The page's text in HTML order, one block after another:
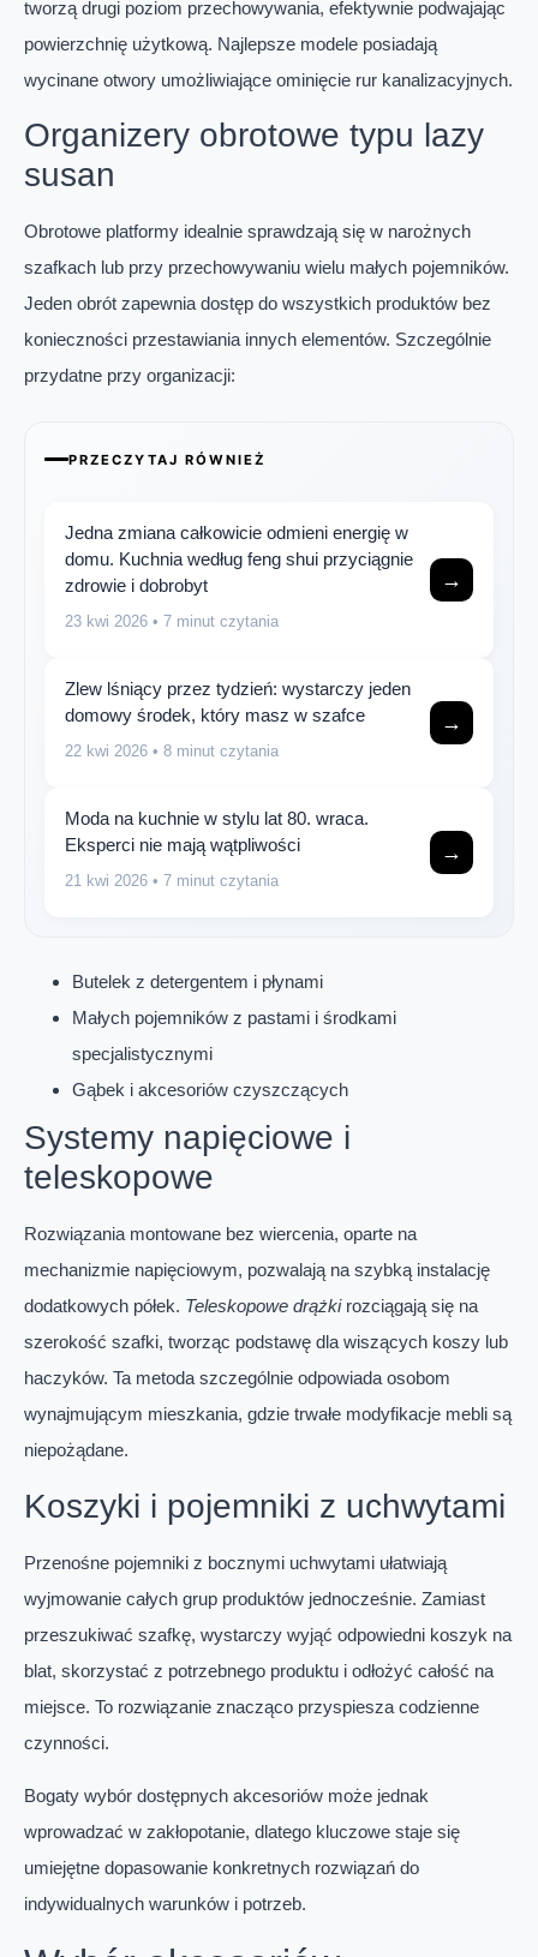
tworzą drugi poziom przechowywania, efektywnie podwajając
powierzchnię użytkową. Najlepsze modele posiadają
wycinane otwory umożliwiające ominięcie rur kanalizacyjnych.
Organizery obrotowe typu lazy
susan
Obrotowe platformy idealnie sprawdzają się w narożnych
szafkach lub przy przechowywaniu wielu małych pojemników.
Jeden obrót zapewnia dostęp do wszystkich produktów bez
konieczności przestawiania innych elementów. Szczególnie
przydatne przy organizacji:
PRZECZYTAJ RÓWNIEŻ
Jedna zmiana całkowicie odmieni energię w
domu. Kuchnia według feng shui przyciągnie
zdrowie i dobrobyt
23 kwi 2026 • 7 minut czytania
→
Zlew lśniący przez tydzień: wystarczy jeden
domowy środek, który masz w szafce
22 kwi 2026 • 8 minut czytania
→
Moda na kuchnie w stylu lat 80. wraca.
Eksperci nie mają wątpliwości
21 kwi 2026 • 7 minut czytania
→
Butelek z detergentem i płynami
Małych pojemników z pastami i środkami
specjalistycznymi
Gąbek i akcesoriów czyszczących
Systemy napięciowe i
teleskopowe
Rozwiązania montowane bez wiercenia, oparte na
mechanizmie napięciowym, pozwalają na szybką instalację
dodatkowych półek. Teleskopowe drążkirozciągają się na
szerokość szafki, tworząc podstawę dla wiszących koszy lub
haczyków. Ta metoda szczególnie odpowiada osobom
wynajmującym mieszkania, gdzie trwałe modyfikacje mebli są
niepożądane.
Koszyki i pojemniki z uchwytami
Przenośne pojemniki z bocznymi uchwytami ułatwiają
wyjmowanie całych grup produktów jednocześnie. Zamiast
przeszukiwać szafkę, wystarczy wyjąć odpowiedni koszyk na
blat, skorzystać z potrzebnego produktu i odłożyć całość na
miejsce. To rozwiązanie znacząco przyspiesza codzienne
czynności.
Bogaty wybór dostępnych akcesoriów może jednak
wprowadzać w zakłopotanie, dlatego kluczowe staje się
umiejętne dopasowanie konkretnych rozwiązań do
indywidualnych warunków i potrzeb.